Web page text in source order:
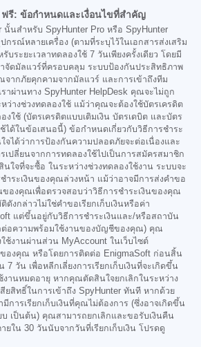
รี: ข้อกำหนดและเงื่อนไขที่สำคัญ
นั้นสำหรับ SpyHunter Pro หรือ SpyHunter
กรณ์หลายเครื่อง (ตามที่ระบุไว้ในเอกสารส่งเสริม
บระยะเวลาทดลองใช้ 7 วันเพียงครั้งเดียว โดยมี
จัดมัลแวร์ที่ครอบคลุม ระบบป้องกันประสิทธิภาพ
จากภัยคุกคามจากมัลแวร์ และการเข้าถึงทีม
าผ่านทาง SpyHunter HelpDesk คุณจะไม่ถูก
หว่างช่วงทดลองใช้ แม้ว่าคุณจะต้องใช้บัตรเครดิต
งใช้ (บัตรเครดิตแบบเติมเงิน บัตรเดบิต และบัตร
ได้ในข้อเสนอนี้) ข้อกำหนดเกี่ยวกับวิธีการชำระ
จได้ว่าการป้องกันความปลอดภัยจะต่อเนื่องและ
เปลี่ยนจากการทดลองใช้ไปเป็นการสมัครสมาชิก
ใจที่จะซื้อ ในระหว่างช่วงทดลองใช้งาน ระบบจะ
ชำระเงินของคุณล่วงหน้า แม้ว่าอาจมีการส่งคำขอ
ของคุณเพื่อตรวจสอบว่าวิธีการชำระเงินของคุณ
งกล่าวไม่ใช่คำขอเรียกเก็บเงินหรือค่า
แต่ขึ้นอยู่กับวิธีการชำระเงินและ/หรือสถาบัน
ต่อความพร้อมใช้งานของบัญชีของคุณ) คุณ
ช้งานผ่านส่วน MyAccount ในเว็บไซต์
องคุณ หรือโดยการติดต่อ EnigmaSoft ก่อนสิ้น
7 วัน เพื่อหลีกเลี่ยงการเรียกเก็บเงินที่จะเกิดขึ้น
งานหมดอายุ หากคุณตัดสินใจยกเลิกในระหว่าง
ยสิทธิ์ในการเข้าถึง SpyHunter ทันที หากด้วย
การเรียกเก็บเงินที่คุณไม่ต้องการ (ซึ่งอาจเกิดขึ้น
บ เป็นต้น) คุณสามารถยกเลิกและขอรับเงินคืน
ยใน 30 วันนับจากวันที่เรียกเก็บเงิน โปรดดู